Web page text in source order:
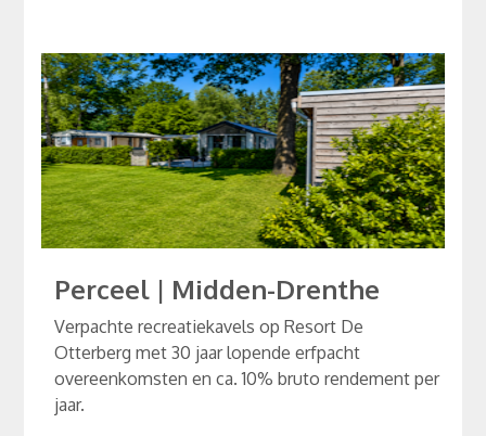
Perceel | Midden-Drenthe
Verpachte recreatiekavels op Resort De
Otterberg met 30 jaar lopende erfpacht
overeenkomsten en ca. 10% bruto rendement per
jaar.